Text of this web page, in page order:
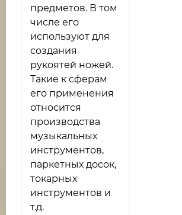
предметов. В том
числе его
используют для
создания
рукоятей ножей.
Такие к сферам
его применения
относится
производства
музыкальных
инструментов,
паркетных досок,
токарных
инструментов и
т.д.